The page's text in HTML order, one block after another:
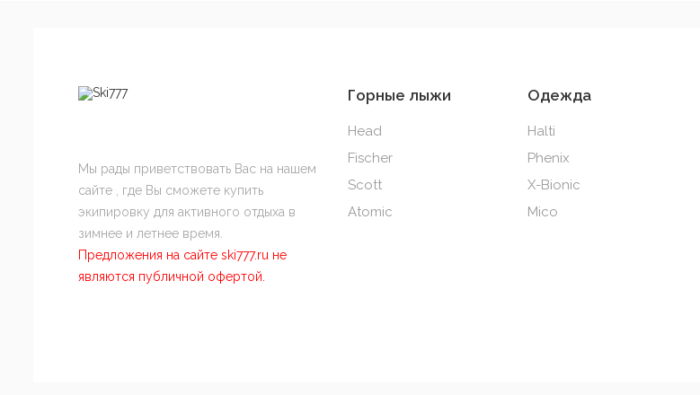
Мы рады приветствовать Вас на нашем
сайте , где Вы сможете купить
экипировку для активного отдыха в
зимнее и летнее время.
Предложения на сайте ski777.ru не
являются публичной офертой.
Горные лыжи
Head
Fischer
Scott
Atomic
Одежда
Halti
Phenix
X-Bionic
Mico